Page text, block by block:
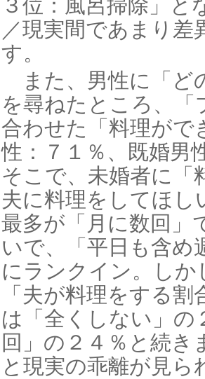
３位：風呂掃除」
／現実間であまり
す。
また、男性に「ど
を尋ねたところ、「
合わせた「料理がで
性：７１％、既婚男
そこで、未婚者に「
夫に料理をしてほし
最多が「月に数回」
いで、「平日も含め
にランクイン。しか
「夫が料理をする
は「全くしない」の
回」の２４％と続き
と現実の乖離が見